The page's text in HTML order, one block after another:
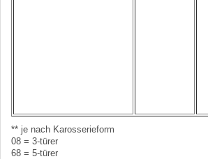
** je nach Karosserieform
08 = 3-türer
68 = 5-türer